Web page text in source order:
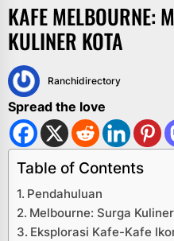
KAFE MELBOURNE:
KULINER KOTA
Ranchidirectory
Spread the love
Table of Contents
Pendahuluan
Melbourne: Surga
Eksplorasi Kafe-Kafe